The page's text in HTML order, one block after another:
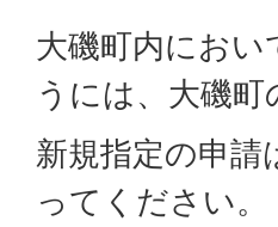
大磯町内におい
うには、大磯
新規指定の申請
ってください。